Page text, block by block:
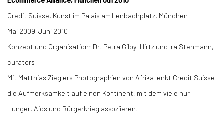
Credit Suisse, Kunst im Palais am Lenbachplatz, München
Mai 2009–Juni 2010
Konzept und Organisation: Dr. Petra Giloy-Hirtz und Ira Stehmann,
curators
Mit Matthias Zieglers Photographien von Afrika lenkt Credit Suisse
die Aufmerksamkeit auf einen Kontinent, mit dem viele nur
Hunger, Aids und Bürgerkrieg assoziieren.